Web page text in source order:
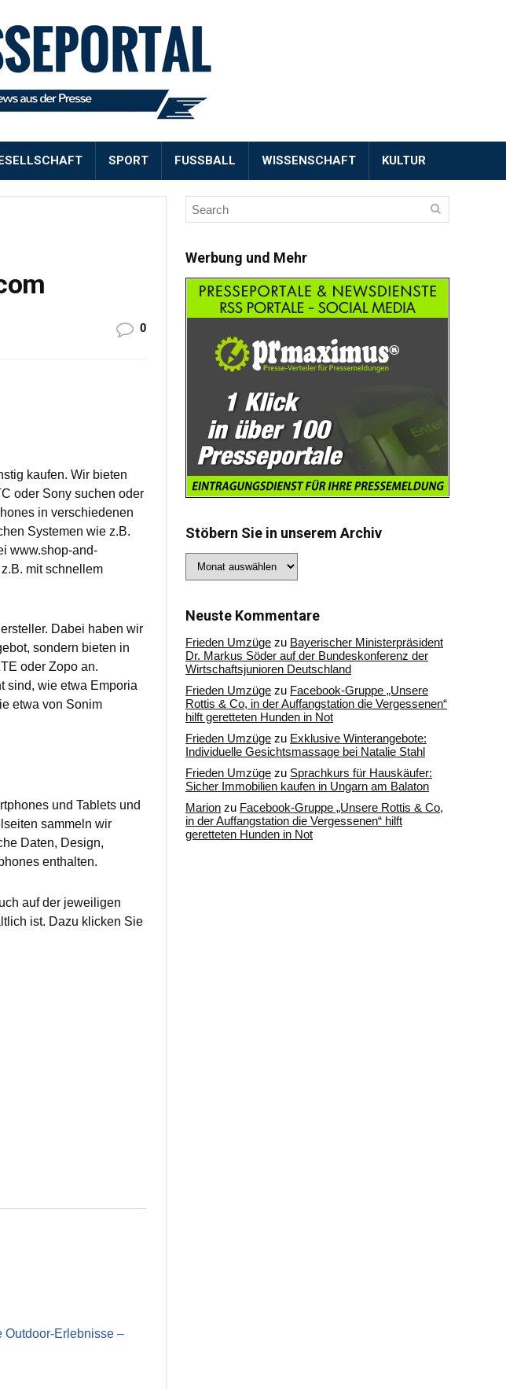
SPORT FUSSBALL WISSENSCHAFT KULTUR
0
kaufen. Wir bieten
oder Sony suchen oder
in verschiedenen
Systemen wie z.B.
www.shop-and-
mit schnellem
Dabei haben wir
sondern bieten in
oder Zopo an.
sind, wie etwa Emporia
etwa von Sonim
und Tablets und
sammeln wir
Daten, Design,
enthalten.
auf der jeweiligen
ist. Dazu klicken Sie
Outdoor-Erlebnisse –
Werbung und Mehr
Stöbern Sie in unserem Archiv
Sie
Archiv
Neuste Kommentare
Frieden Umzüge zu Bayerischer Ministerpräsident
Dr. Markus Söder auf der Bundeskonferenz der
Wirtschaftsjunioren Deutschland
Frieden Umzüge zu Facebook-Gruppe „Unsere
Rottis & Co, in der Auffangstation die Vergessenen“
hilft geretteten Hunden in Not
Frieden Umzüge zu Exklusive Winterangebote:
Individuelle Gesichtsmassage bei Natalie Stahl
Frieden Umzüge zu Sprachkurs für Hauskäufer:
Sicher Immobilien kaufen in Ungarn am Balaton
Marion zu Facebook-Gruppe „Unsere Rottis & Co,
in der Auffangstation die Vergessenen“ hilft
geretteten Hunden in Not